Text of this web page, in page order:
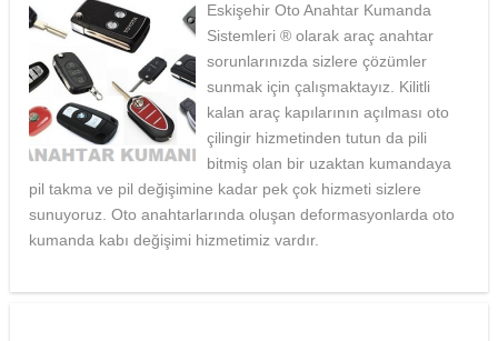
Eskişehir Oto Anahtar Kumanda
Sistemleri ® olarak araç anahtar
sorunlarınızda sizlere çözümler
sunmak için çalışmaktayız. Kilitli
kalan araç kapılarının açılması oto
çilingir hizmetinden tutun da pili
bitmiş olan bir uzaktan kumandaya
pil takma ve pil değişimine kadar pek çok hizmeti sizlere
sunuyoruz. Oto anahtarlarında oluşan deformasyonlarda oto
kumanda kabı değişimi hizmetimiz vardır.